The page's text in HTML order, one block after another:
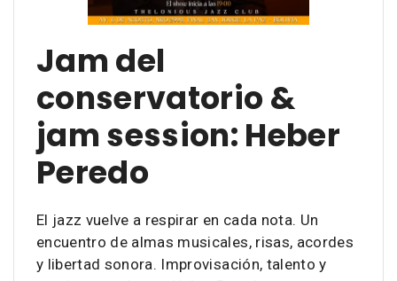
Jam del
conservatorio &
jam session: Heber
Peredo
El jazz vuelve a respirar en cada nota. Un
encuentro de almas musicales, risas, acordes
y libertad sonora. Improvisación, talento y